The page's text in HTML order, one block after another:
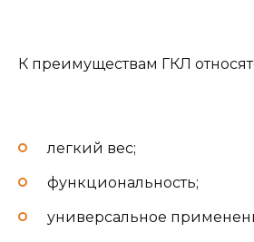
К преимуществам ГКЛ
легкий вес;
функциональность;
универсальное